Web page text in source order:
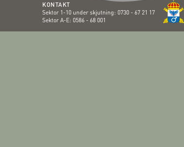
KONTAKT
Sektor 1-10 under skjutning: 0730 - 67 21 17
Sektor A-E: 0586 - 68 001